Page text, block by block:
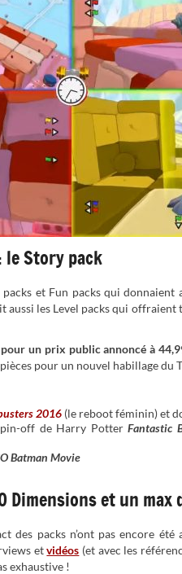
le Story pack
et Fun packs qui donnaient
aussi les Level packs qui
un prix public annoncé à
pour un nouvel habillage du
2016 (le reboot féminin) et
off de Harry PotterFantastic
Batman Movie
Dimensions et un
des packs n’ont pas encore
etvidéos (et avec les
exhaustive !